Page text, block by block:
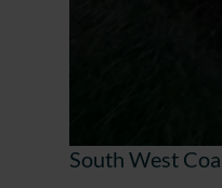
South West